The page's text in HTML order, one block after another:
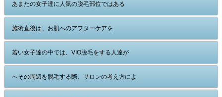
あまたの女子達に人気の脱毛部位ではある
施術直後は、お肌へのアフターケアを
若い女子達の中では、VIO脱毛をする人達が
へその周辺を脱毛する際、サロンの考え方によ